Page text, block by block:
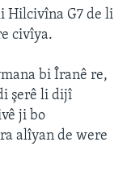
Hilcivîna G7 de li
civîya.
bi Îranê re,
şerê li dijî
ji bo
alîyan de were